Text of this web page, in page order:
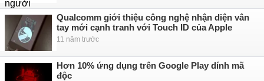
Qualcomm giới thiệu công nghệ nhận diện vân
tay mới cạnh tranh với Touch ID của Apple
11 năm trước
Hơn 10% ứng dụng trên Google Play dính mã
độc